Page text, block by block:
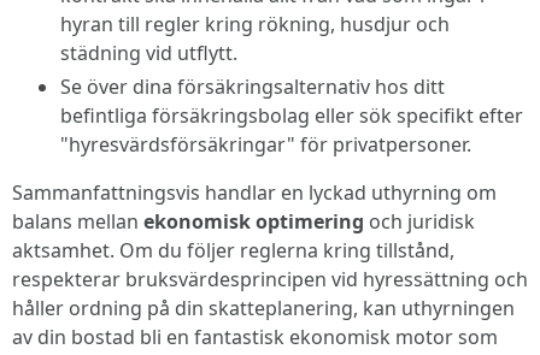
hyran till regler kring rökning, husdjur och
städning vid utflytt.
Se över dina försäkringsalternativ hos ditt
befintliga försäkringsbolag eller sök specifikt efter
"hyresvärdsförsäkringar" för privatpersoner.
Sammanfattningsvis handlar en lyckad uthyrning om
balans mellan ekonomisk optimering och juridisk
aktsamhet. Om du följer reglerna kring tillstånd,
respekterar bruksvärdesprincipen vid hyressättning och
håller ordning på din skatteplanering, kan uthyrningen
av din bostad bli en fantastisk ekonomisk motor som